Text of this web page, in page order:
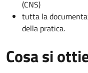
(CNS)
tutta la
della pratica.
Cosa si